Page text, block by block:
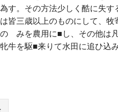
す。その方法少しく酷に失
皆三歳以上のものにして、
ゝみを農用に■し、その他は
牛を駆■来りて水田に追ひ込